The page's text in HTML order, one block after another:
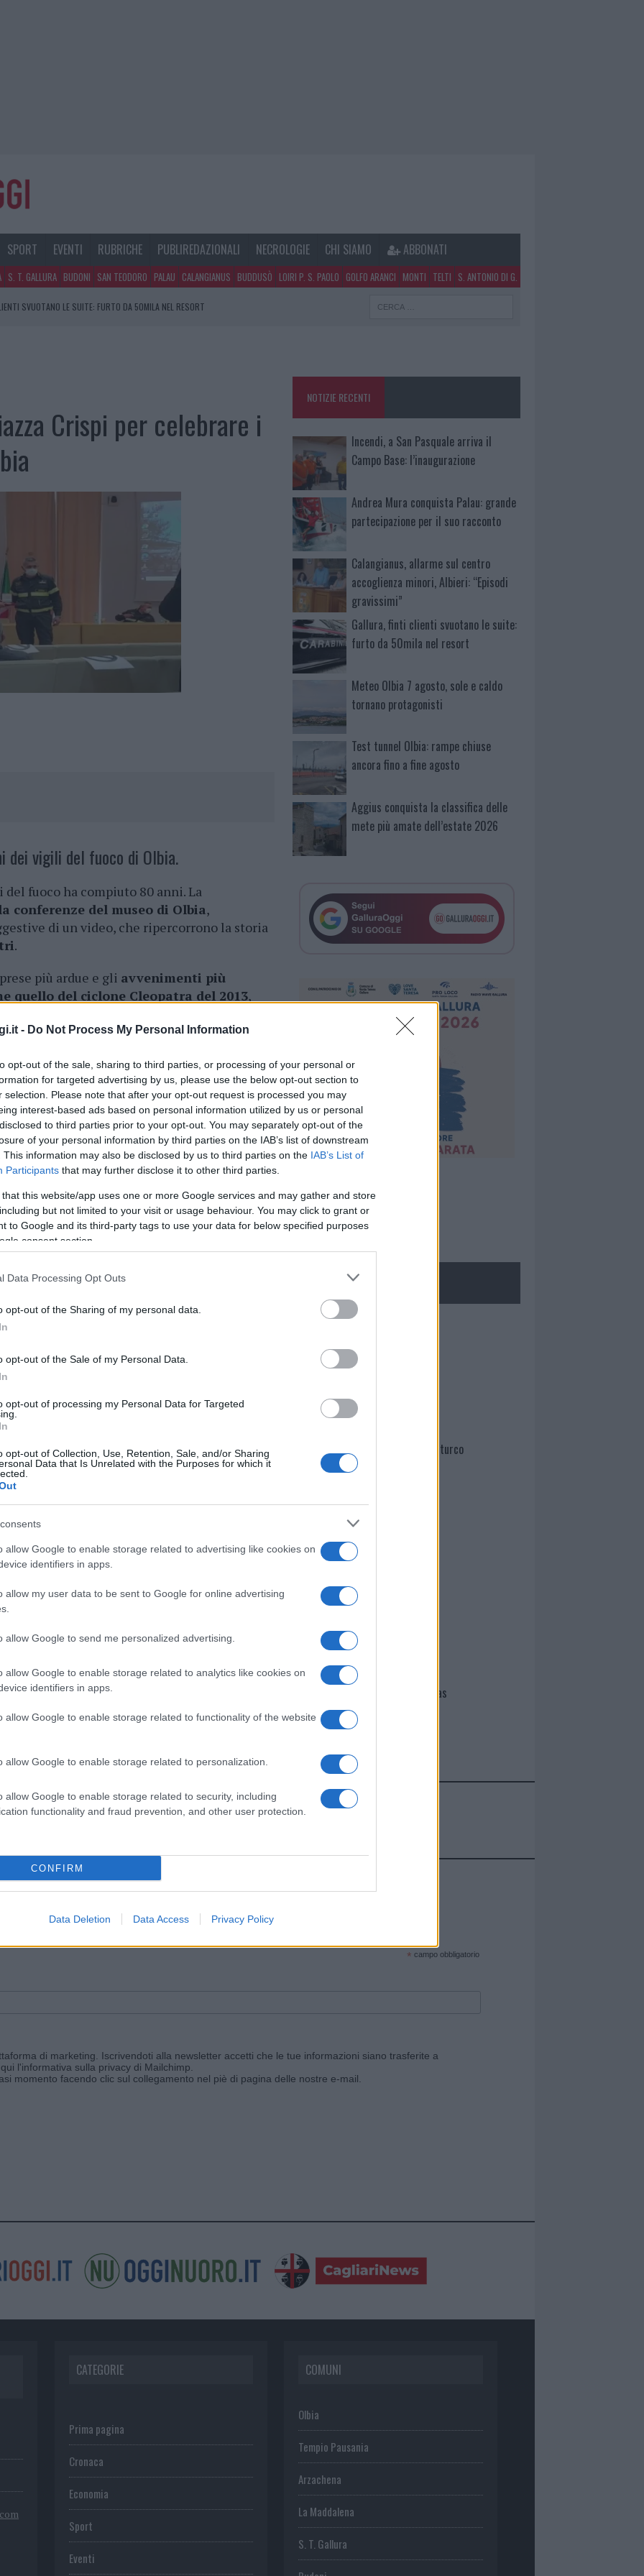
- Do Not Process My Personal Information
opt-out of the sale, sharing to third parties, or processing of your personal or
for targeted advertising by us, please use the below opt-out section to
selection. Please note that after your opt-out request is processed you may
interest-based ads based on personal information utilized by us or personal
to third parties prior to your opt-out. You may separately opt-out of the
of your personal information by third parties on the IAB’s list of downstream
This information may also be disclosed by us to third parties on the IAB’s List of
Participants that may further disclose it to other third parties.
that this website/app uses one or more Google services and may gather and store
but not limited to your visit or usage behaviour. You may click to grant or
to Google and its third-party tags to use your data for below specified purposes
consent section.
Data Processing Opt Outs
opt-out of the Sharing of my personal data.
opt-out of the Sale of my Personal Data.
opt-out of processing my Personal Data for Targeted
opt-out of Collection, Use, Retention, Sale, and/or Sharing
Data that Is Unrelated with the Purposes for which it
allow Google to enable storage related to advertising like cookies on
identifiers in apps.
allow my user data to be sent to Google for online advertising
allow Google to send me personalized advertising.
allow Google to enable storage related to analytics like cookies on
identifiers in apps.
allow Google to enable storage related to functionality of the website
allow Google to enable storage related to personalization.
allow Google to enable storage related to security, including
functionality and fraud prevention, and other user protection.
CONFIRM
Data Deletion Data Access Privacy Policy
SPORT EVENTI RUBRICHE PUBLIREDAZIONALI NECROLOGIE CHI SIAMO ABBONATI
S. T. GALLURA BUDONI SAN TEODORO PALAU CALANGIANUS BUDDUSÒ LOIRI P. S. PAOLO GOLFO ARANCI MONTI TELTI S. ANTONIO DI G.
SVUOTANO LE SUITE: FURTO DA 50MILA NEL RESORT
Crispi per celebrare i
dei vigili del fuoco di Olbia.
fuoco ha compiuto 80 anni. La
conferenze del museo di Olbia,
di un video, che ripercorrono la storia
.
più ardue e gli avvenimenti più
quello del ciclone Cleopatra del 2013,
comunicati alcuni tristi primati della Gallura.
per incendi boschivi – ha detto il
Giampiero Budroni -, ma anche quello
l’importanza del distaccamento, che
evento drammatico, ormai lontano:
erano presenti anche il sindaco Settimo
vigili del fuoco di Sassari Gerolamo
degli 80 anni dei vigili del fuocoè
del comandante Budroni – ha detto il
realizzato da parte dell’Ipia un monumento
in piazza Crispi e oltre questo metteremo a
dei pezzi di granito in modo che
lì c’è stata la caserma, perché è importante
nella sezioneLogindal menù del sito o
Olbia
NOTIZIE RECENTI
Incendi, a San Pasquale arriva il
Campo Base: l’inaugurazione
Andrea Mura conquista Palau: grande
partecipazione per il suo racconto
Calangianus, allarme sul centro
accoglienza minori, Albieri: “Episodi
gravissimi”
Gallura, finti clienti svuotano le suite:
furto da 50mila nel resort
Meteo Olbia 7 agosto, sole e caldo
tornano protagonisti
Test tunnel Olbia: rampe chiuse
ancora fino a fine agosto
Aggius conquista la classifica delle
mete più amate dell’estate 2026
NECROLOGIE
Martina Agostina Diturco
I nostri cari
I nostri cari
Giovannimaria Cabras
Invia un Comunicato Stampa|Pubblicità|Segnala
e ricevi le nostre email periodiche contenenti le ultime notizie pubblicate sul sito web!
* campo obbligatorio
di marketing. Iscrivendoti alla newsletter accetti che le tue informazioni siano trasferite a
l'informativa sulla privacy di Mailchimp
momento facendo clic sul collegamento nel piè di pagina delle nostre e-mail.
CATEGORIE
Prima pagina
Cronaca
Economia
Sport
Eventi
COMUNI
Olbia
Tempio Pausania
Arzachena
La Maddalena
S. T. Gallura